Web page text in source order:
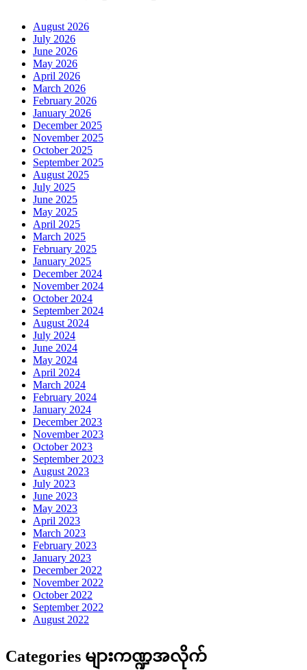
August 2026
July 2026
June 2026
May 2026
April 2026
March 2026
February 2026
January 2026
December 2025
November 2025
October 2025
September 2025
August 2025
July 2025
June 2025
May 2025
April 2025
March 2025
February 2025
January 2025
December 2024
November 2024
October 2024
September 2024
August 2024
July 2024
June 2024
May 2024
April 2024
March 2024
February 2024
January 2024
December 2023
November 2023
October 2023
September 2023
August 2023
July 2023
June 2023
May 2023
April 2023
March 2023
February 2023
January 2023
December 2022
November 2022
October 2022
September 2022
August 2022
Categories များကဏ္ဍအလိုက်